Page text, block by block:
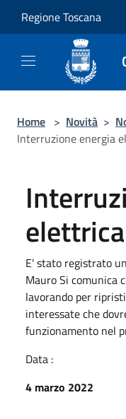
Regione Toscana
Home > Novità >
Interruzione energia
E' stato registrato
Mauro Si comunica
lavorando per
interessate che
funzionamento nel
Data :
4 marzo 2022